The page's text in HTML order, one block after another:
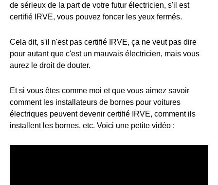
de sérieux de la part de votre futur électricien, s'il est
certifié IRVE, vous pouvez foncer les yeux fermés.
Cela dit, s'il n'est pas certifié IRVE, ça ne veut pas dire
pour autant que c'est un mauvais électricien, mais vous
aurez le droit de douter.
Et si vous êtes comme moi et que vous aimez savoir
comment les installateurs de bornes pour voitures
électriques peuvent devenir certifié IRVE, comment ils
installent les bornes, etc. Voici une petite vidéo :